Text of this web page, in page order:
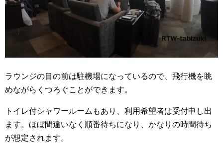
ラウンジの目の前は駐機場になっているので、飛行機を眺
めながらくつろぐことができます。
トイレ付シャワールームもあり、利用希望者は受付申し出
ます。ほぼ間違いなく順番待ちになり、かなりの時間待ち
が想定されます。